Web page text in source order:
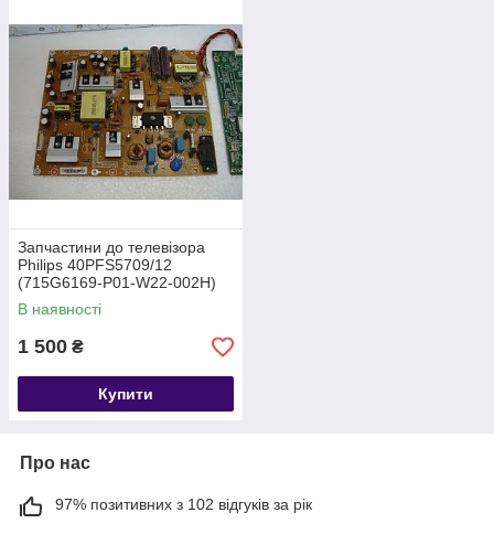
Запчастини до телевізора
Philips 40PFS5709/12
(715G6169-P01-W22-002H)
В наявності
1 500 ₴
Купити
Про нас
97% позитивних з 102 відгуків за рік